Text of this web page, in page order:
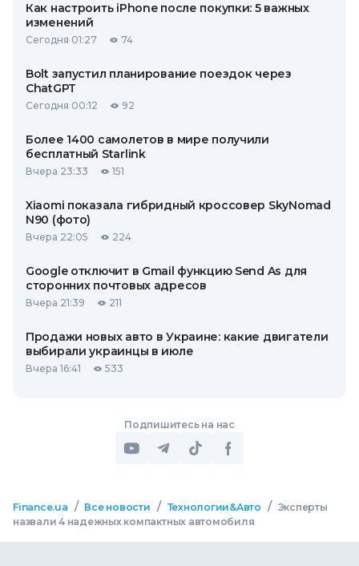
Как настроить iPhone после покупки: 5 важных
изменений
Сегодня 01:27 74
Bolt запустил планирование поездок через
ChatGPT
Сегодня 00:12 92
Более 1400 самолетов в мире получили
бесплатный Starlink
Вчера 23:33 151
Xiaomi показала гибридный кроссовер SkyNomad
N90 (фото)
Вчера 22:05 224
Google отключит в Gmail функцию Send As для
сторонних почтовых адресов
Вчера 21:39 211
Продажи новых авто в Украине: какие двигатели
выбирали украинцы в июле
Вчера 16:41 533
Подпишитесь на нас
Finance.ua / Все новости / Технологии&Авто / Эксперты
назвали 4 надежных компактных автомобиля